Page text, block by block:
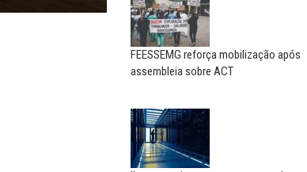
FEESSEMG reforça mobilização após
assembleia sobre ACT